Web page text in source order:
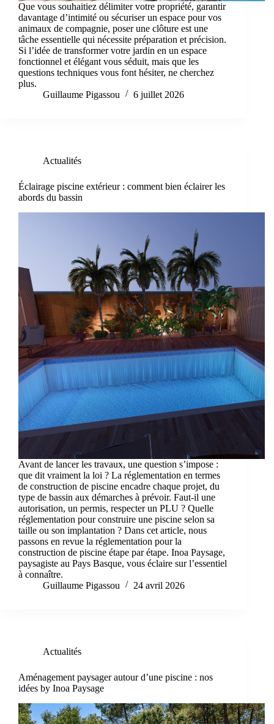
Que vous souhaitiez délimiter votre propriété, garantir
davantage d’intimité ou sécuriser un espace pour vos
animaux de compagnie, poser une clôture est une
tâche essentielle qui nécessite préparation et précision.
Si l’idée de transformer votre jardin en un espace
fonctionnel et élégant vous séduit, mais que les
questions techniques vous font hésiter, ne cherchez
plus.
Guillaume Pigassou
6 juillet 2026
Actualités
Éclairage piscine extérieur : comment bien éclairer les
abords du bassin
Avant de lancer les travaux, une question s’impose :
que dit vraiment la loi ? La réglementation en termes
de construction de piscine encadre chaque projet, du
type de bassin aux démarches à prévoir. Faut-il une
autorisation, un permis, respecter un PLU ? Quelle
réglementation pour construire une piscine selon sa
taille ou son implantation ? Dans cet article, nous
passons en revue la réglementation pour la
construction de piscine étape par étape. Inoa Paysage,
paysagiste au Pays Basque, vous éclaire sur l’essentiel
à connaître.
Guillaume Pigassou
24 avril 2026
Actualités
Aménagement paysager autour d’une piscine : nos
idées by Inoa Paysage